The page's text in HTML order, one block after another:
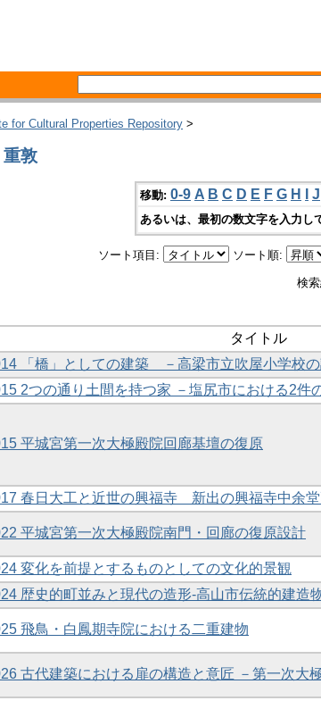
for Cultural Properties Repository >
重敦
移動: 0-9 A B C D E F G H J
あるいは、最初の数文字を入力し
ソート項目: ソート順:
検
タイトル
「橋」としての建築 －高梁市立吹屋小学校の
2つの通り土間を持つ家 －塩尻市における2件
平城宮第一次大極殿院回廊基壇の復原
春日大工と近世の興福寺 新出の興福寺中余堂
平城宮第一次大極殿院南門・回廊の復原設計
変化を前提とするものとしての文化的景観
歴史的町並みと現代の造形-高山市伝統的建造
飛鳥・白鳳期寺院における二重建物
古代建築における扉の構造と意匠 －第一次大